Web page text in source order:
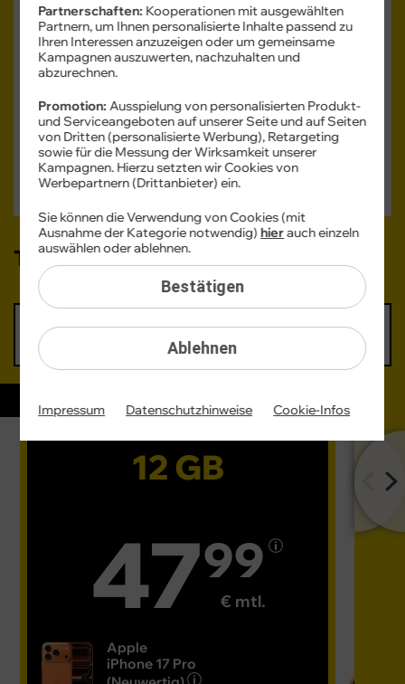
Speicher -256 GB
Gerätezustand -Neuwertig
Wie neu
Neuwertig
Verfügbarkeit -Sofort lieferbar
Tarif auswählen:
45,99 €
57,99 €
SIE SPAREN 216 €
12 GB
4799
€ mtl.
Apple
iPhone 17 Pro
Partnerschaften: Kooperationen mit ausgewählten
Partnern, um Ihnen personalisierte Inhalte passend zu
Ihren Interessen anzuzeigen oder um gemeinsame
Kampagnen auszuwerten, nachzuhalten und
abzurechnen.
Promotion:Ausspielung von personalisierten Produkt-
und Serviceangeboten auf unserer Seite und auf Seiten
von Dritten (personalisierte Werbung), Retargeting
sowie für die Messung der Wirksamkeit unserer
Kampagnen. Hierzu setzten wir Cookies von
Werbepartnern (Drittanbieter) ein.
Ablehnen
Sie können die Verwendung von Cookies (mit
Ausnahme der Kategorie notwendig)hierauch einzeln
auswählen oder ablehnen.
Bestätigen
Impressum Datenschutzhinweise Cookie-Infos